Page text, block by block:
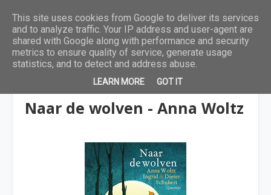
Naar de wolven - Anna Woltz
This site uses cookies from Google to deliver its services
and to analyze traffic. Your IP address and user-agent are
shared with Google along with performance and security
metrics to ensure quality of service, generate usage
statistics, and to detect and address abuse.
LEARN MORE GOT IT